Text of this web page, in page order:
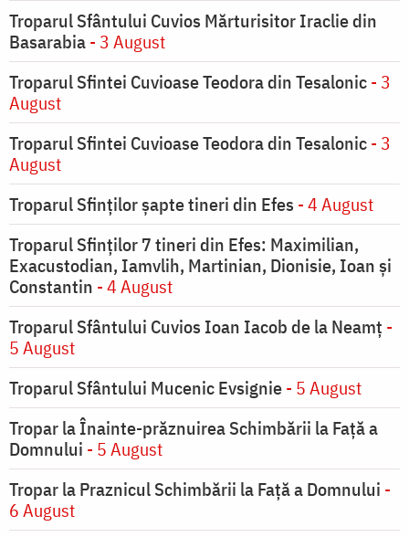
Troparul Sfântului Cuvios Mărturisitor Iraclie din
Basarabia- 3 August
Troparul Sfintei Cuvioase Teodora din Tesalonic- 3
August
Troparul Sfintei Cuvioase Teodora din Tesalonic- 3
August
Troparul Sfinţilor şapte tineri din Efes - 4 August
Troparul Sfinţilor 7 tineri din Efes: Maximilian,
Exacustodian, Iamvlih, Martinian, Dionisie, Ioan şi
Constantin - 4 August
Troparul Sfântului Cuvios Ioan Iacob de la Neamț -
5 August
Troparul Sfântului Mucenic Evsignie- 5 August
Tropar la Înainte-prăznuirea Schimbării la Faţă a
Domnului - 5 August
Tropar la Praznicul Schimbării la Faţă a Domnului -
6 August